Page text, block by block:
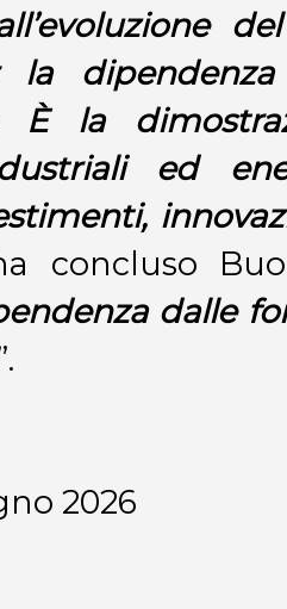
la
È la
ed
concluso
dalle
2026